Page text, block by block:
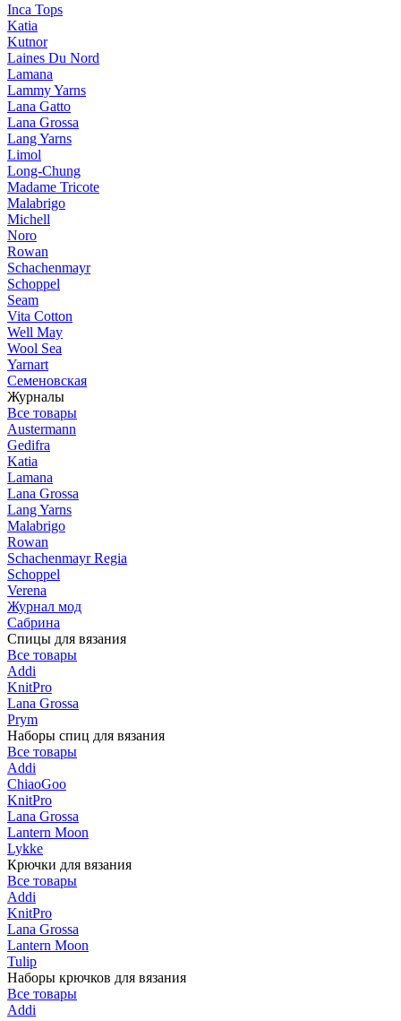
Inca Tops
Katia
Kutnor
Laines Du Nord
Lamana
Lammy Yarns
Lana Gatto
Lana Grossa
Lang Yarns
Limol
Long-Chung
Madame Tricote
Malabrigo
Michell
Noro
Rowan
Schachenmayr
Schoppel
Seam
Vita Cotton
Well May
Wool Sea
Yarnart
Семеновская
Журналы
Все товары
Austermann
Gedifra
Katia
Lamana
Lana Grossa
Lang Yarns
Malabrigo
Rowan
Schachenmayr Regia
Schoppel
Verena
Журнал мод
Сабрина
Спицы для вязания
Все товары
Addi
KnitPro
Lana Grossa
Prym
Наборы спиц для вязания
Все товары
Addi
ChiaoGoo
KnitPro
Lana Grossa
Lantern Moon
Lykke
Крючки для вязания
Все товары
Addi
KnitPro
Lana Grossa
Lantern Moon
Tulip
Наборы крючков для вязания
Все товары
Addi